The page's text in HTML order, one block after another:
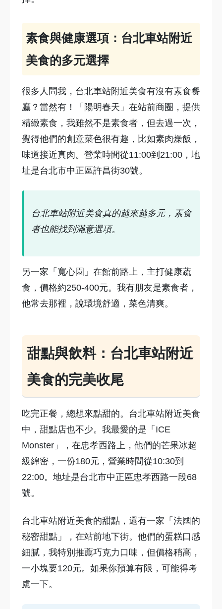
素食與健康選項：台北車站附近
美食的多元選擇
很多人問我，台北車站附近美食有沒有素食餐
廳？當然有！「陽明春天」在站前商圈，提供
精緻素食，我雖然不是素食者，但去過一次，
覺得他們的創意菜色很有趣，比如素肉燥飯，
味道接近真肉。營業時間從11:00到21:00，地
址是台北市中正區許昌街30號。
台北車站附近美食真的越來越多元，素食
者也能找到滿意選項。
另一家「寬心園」在館前路上，主打健康蔬
食，價格約250-400元。我有朋友是素食者，
他常去那裡，說環境舒適，菜色清爽。
甜點與飲料：台北車站附近
美食的完美收尾
吃完正餐，總想來點甜的。台北車站附近美食
中，甜點店也不少。我最愛的是「ICE
Monster」，在忠孝西路上，他們的芒果冰超
級綿密，一份180元，營業時間從10:30到
22:00。地址是台北市中正區忠孝西路一段68
號。
台北車站附近美食的甜點，還有一家「法國的
秘密甜點」，在站前地下街。他們的蛋糕口感
細膩，我特別推薦巧克力口味，但價格稍高，
一小塊要120元。如果你預算有限，可能得考
慮一下。